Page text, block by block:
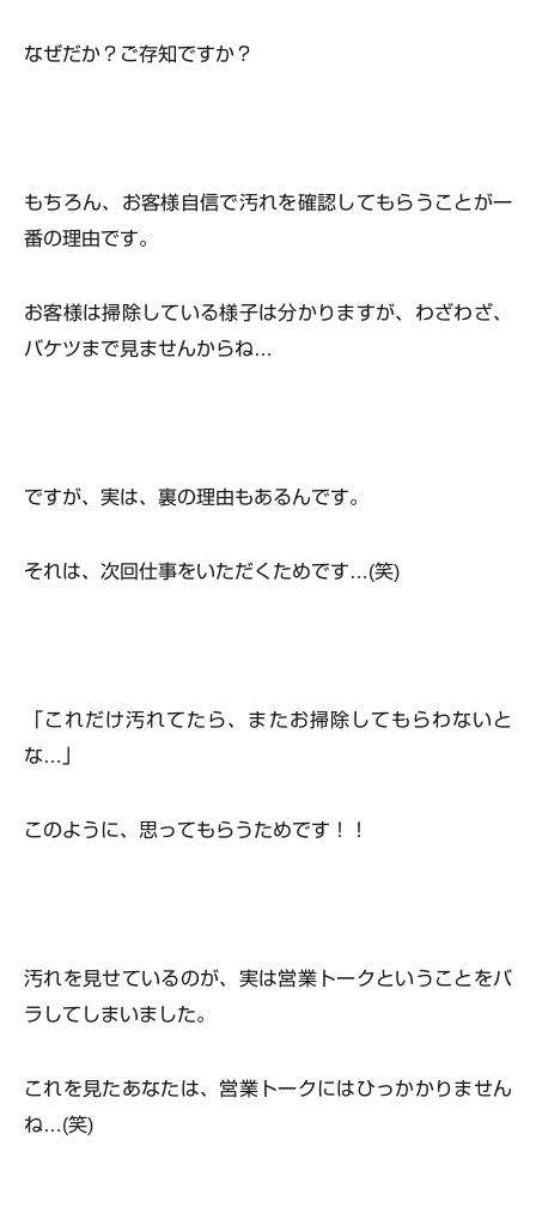
なぜだか？ご存知ですか？
もちろん、 お客様自信で汚れを確認してもらう ことが一
番の理由です。
お客様は掃除している様子は分かりますが、わざわざ、
バケツまで見ませんからね…
ですが、実は、裏の理由もあるんです。
それは、 次回仕事をいただくためです…(笑)
「これだけ汚れてたら、またお掃除してもらわないと
な…」
このように、思ってもらうためです！！
汚れを見せているのが、 実は営業トークということ をバ
ラしてしまいました。
これを見たあなたは、営業トークにはひっかかりません
ね…(笑)